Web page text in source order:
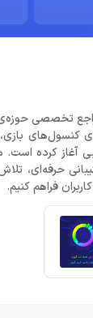
یکی از مراجع تخصصی
کنسول‌های
آغاز کرده است.
حرفه‌ای،
فراهم کنیم.